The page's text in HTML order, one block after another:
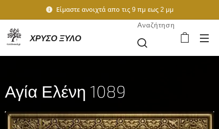
Είμαστε ανοιχτά απο τις 9 πμ εως 2 μμ
ΧΡΥΣΟ ΞΥΛΟ
Αναζήτηση
Αγία Ελένη 1089